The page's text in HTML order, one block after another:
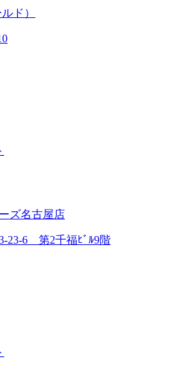
ド）
ズ名古屋店
23-6 第2千福ﾋﾞﾙ9階